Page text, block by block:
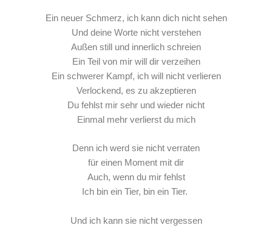
Ein neuer Schmerz, ich kann dich nicht sehen
Und deine Worte nicht verstehen
Außen still und innerlich schreien
Ein Teil von mir will dir verzeihen
Ein schwerer Kampf, ich will nicht verlieren
Verlockend, es zu akzeptieren
Du fehlst mir sehr und wieder nicht
Einmal mehr verlierst du mich
Denn ich werd sie nicht verraten
für einen Moment mit dir
Auch, wenn du mir fehlst
Ich bin ein Tier, bin ein Tier.
Und ich kann sie nicht vergessen